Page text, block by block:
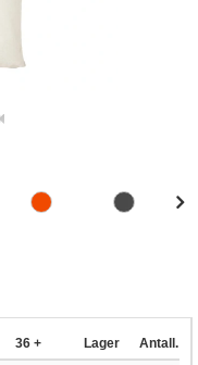
36 + Lager Antall.